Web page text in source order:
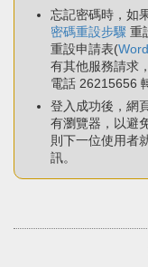
忘記密碼時，如
密碼重設步驟 重
重設申請表(
有其他服務請求
電話 26215656
登入成功後，網
有瀏覽器，以避
則下一位使用者
訊。